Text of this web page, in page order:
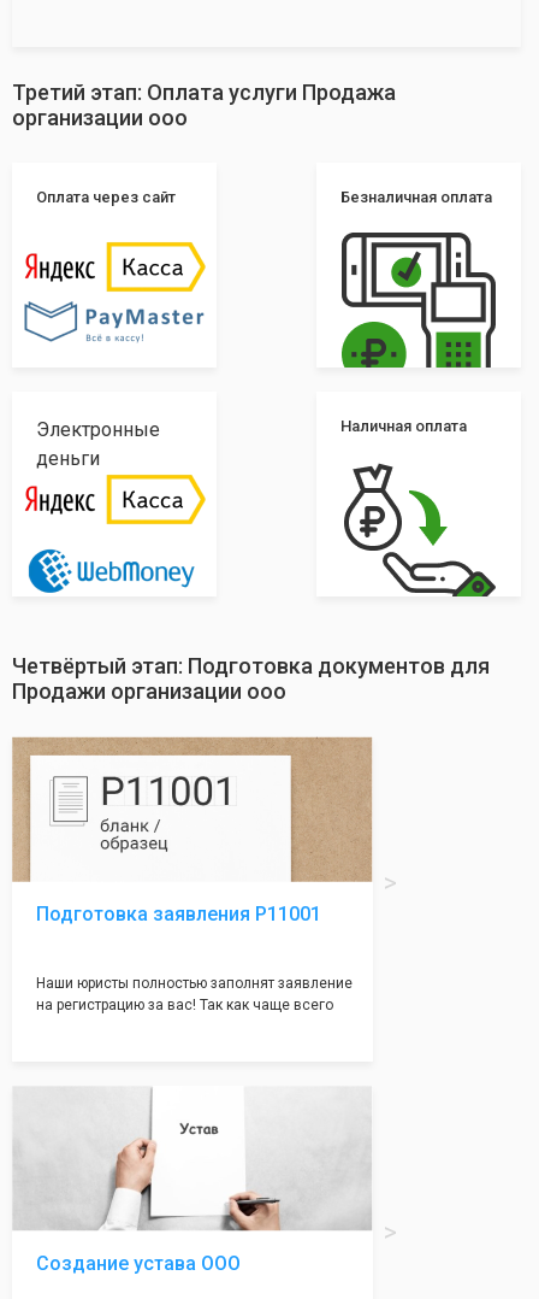
Третий этап: Оплата услуги Продажа
организации ооо
Оплата через сайт Безналичная оплата
Электронные
деньги
Наличная оплата
Четвёртый этап: Подготовка документов для
Продажи организации ооо
Подготовка заявления Р11001
Наши юристы полностью заполнят заявление
на регистрацию за вас! Так как чаще всего
большая часть отказов - наши юристы с
оформление самого сложного документа на
себя! Многолетний опыт работы наших
юристов позволяет оформлять заявление без
ошибок, тем самым гарантируя вам
успешную регистрацию в налоговой
Создание устава ООО